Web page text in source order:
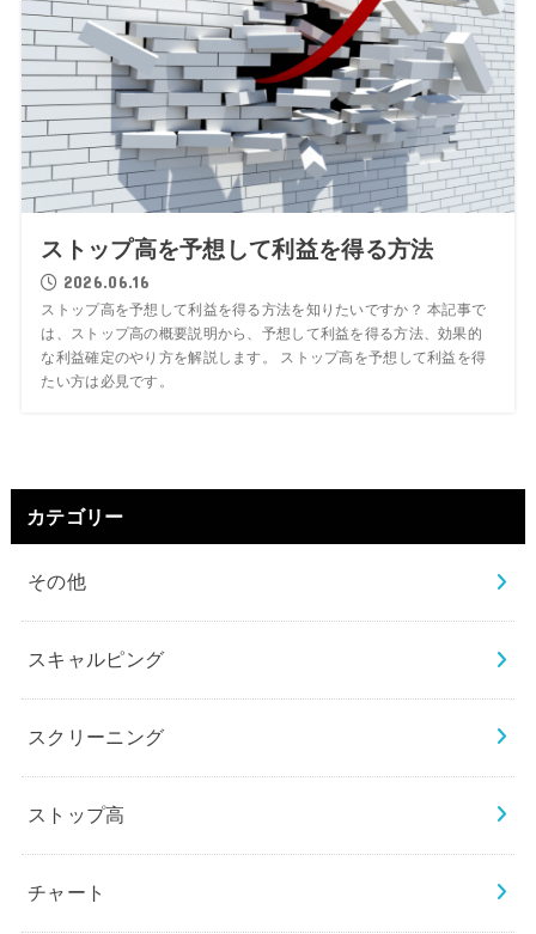
ストップ高を予想して利益を得る方法
2026.06.16
ストップ高を予想して利益を得る方法を知りたいですか？ 本記事で
は、ストップ高の概要説明から、予想して利益を得る方法、効果的
な利益確定のやり方を解説します。 ストップ高を予想して利益を得
たい方は必見です。
カテゴリー
その他
スキャルピング
スクリーニング
ストップ高
チャート